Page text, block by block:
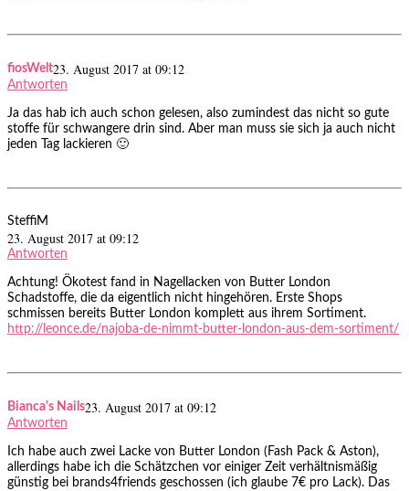
fiosWelt23. August 2017 at 09:12
Antworten
Ja das hab ich auch schon gelesen, also zumindest das nicht so gute
stoffe für schwangere drin sind. Aber man muss sie sich ja auch nicht
jeden Tag lackieren 🙂
SteffiM
23. August 2017 at 09:12
Antworten
Achtung! Ökotest fand in Nagellacken von Butter London
Schadstoffe, die da eigentlich nicht hingehören. Erste Shops
schmissen bereits Butter London komplett aus ihrem Sortiment.
http://leonce.de/najoba-de-nimmt-butter-london-aus-dem-sortiment/
Bianca's Nails23. August 2017 at 09:12
Antworten
Ich habe auch zwei Lacke von Butter London (Fash Pack & Aston),
allerdings habe ich die Schätzchen vor einiger Zeit verhältnismäßig
günstig bei brands4friends geschossen (ich glaube 7€ pro Lack). Das